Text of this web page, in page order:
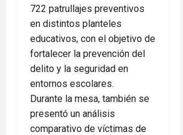
722 patrullajes preventivos
en distintos planteles
educativos, con el objetivo de
fortalecer la prevención del
delito y la seguridad en
entornos escolares.
Durante la mesa, también se
presentó un análisis
comparativo de víctimas de